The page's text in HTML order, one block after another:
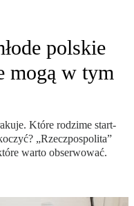
polskie
mogą w tym
Które rodzime start-
„Rzeczpospolita”
warto obserwować.